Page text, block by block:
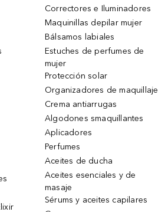
Correctores e Iluminadores
Maquinillas depilar mujer
Bálsamos labiales
Estuches de perfumes de
mujer
Protección solar
Organizadores de maquillaje
Crema antiarrugas
Algodones smaquillantes
Aplicadores
Perfumes
Aceites de ducha
Aceites esenciales y de
masaje
Sérums y aceites capilares